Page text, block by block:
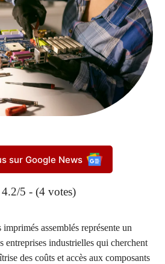
sur Google News
4.2/5 - (4 votes)
assemblés représente un
entreprises industrielles qui cherchent
des coûts et accès aux composants